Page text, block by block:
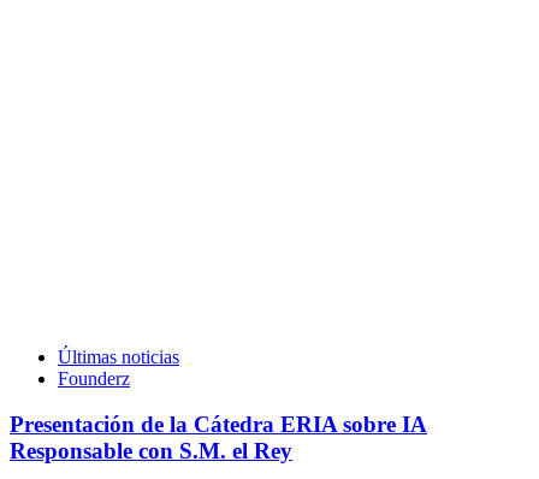
Últimas noticias
Founderz
Presentación de la Cátedra ERIA sobre IA
Responsable con S.M. el Rey